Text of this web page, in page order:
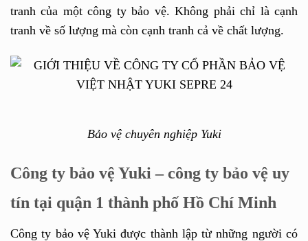
tranh của một công ty bảo vệ. Không phải chỉ là cạnh
tranh về số lượng mà còn cạnh tranh cả về chất lượng.
Bảo vệ chuyên nghiệp Yuki
Công ty bảo vệ Yuki – công ty bảo vệ uy
tín tại quận 1 thành phố Hồ Chí Minh
Công ty bảo vệ Yukiđược thành lập từ những người có